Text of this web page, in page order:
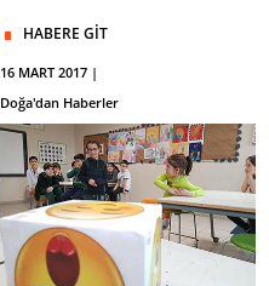
HABERE GİT
16 MART 2017 |
Doğa'dan Haberler